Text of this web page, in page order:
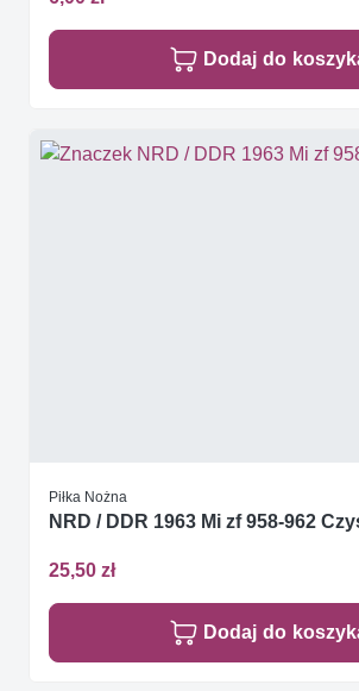
Dodaj do
Piłka Nożna
NRD / DDR 1963 Mi zf 958-962
25,50 zł
Dodaj do